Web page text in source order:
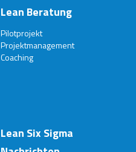
Lean Beratung
Pilotprojekt
Projektmanagement
Coaching
Lean Six Sigma